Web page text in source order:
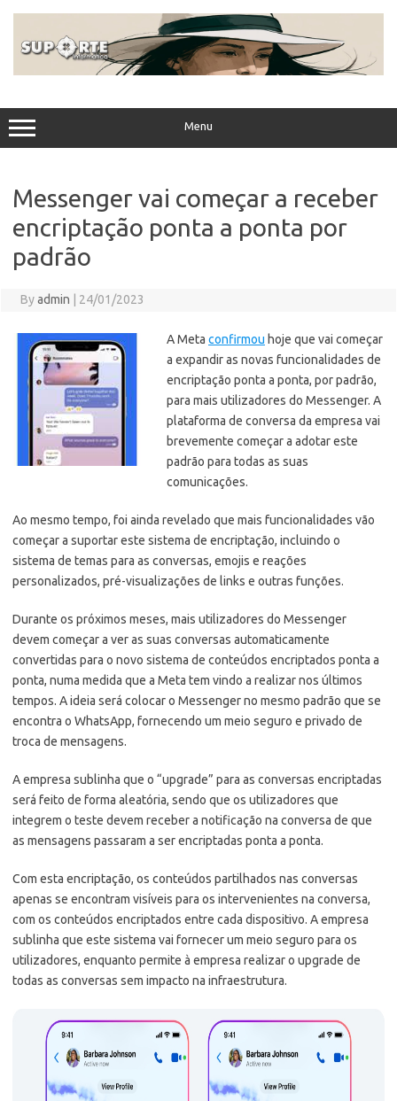
Menu
Messenger vai começar a receber
encriptação ponta a ponta por
padrão
Byadmin 24/01/2023
A Meta confirmou hoje que vai começar
a expandir as novas funcionalidades de
encriptação ponta a ponta, por padrão,
para mais utilizadores do Messenger. A
plataforma de conversa da empresa vai
brevemente começar a adotar este
padrão para todas as suas
comunicações.
Ao mesmo tempo, foi ainda revelado que mais funcionalidades vão
começar a suportar este sistema de encriptação, incluindo o
sistema de temas para as conversas, emojis e reações
personalizados, pré-visualizações de links e outras funções.
Durante os próximos meses, mais utilizadores do Messenger
devem começar a ver as suas conversas automaticamente
convertidas para o novo sistema de conteúdos encriptados ponta a
ponta, numa medida que a Meta tem vindo a realizar nos últimos
tempos. A ideia será colocar o Messenger no mesmo padrão que se
encontra o WhatsApp, fornecendo um meio seguro e privado de
troca de mensagens.
A empresa sublinha que o “upgrade” para as conversas encriptadas
será feito de forma aleatória, sendo que os utilizadores que
integrem o teste devem receber a notificação na conversa de que
as mensagens passaram a ser encriptadas ponta a ponta.
Com esta encriptação, os conteúdos partilhados nas conversas
apenas se encontram visíveis para os intervenientes na conversa,
com os conteúdos encriptados entre cada dispositivo. A empresa
sublinha que este sistema vai fornecer um meio seguro para os
utilizadores, enquanto permite à empresa realizar o upgrade de
todas as conversas sem impacto na infraestrutura.